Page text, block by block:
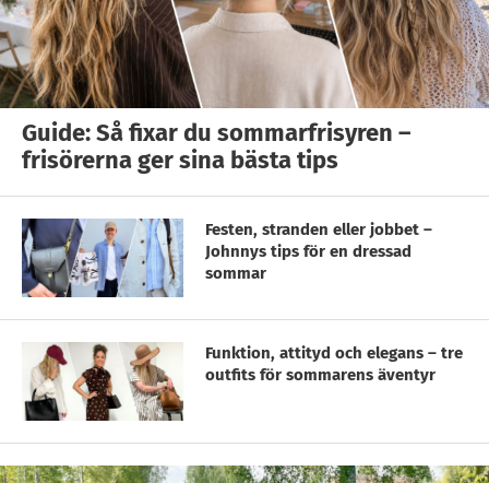
Guide: Så fixar du sommarfrisyren –
frisörerna ger sina bästa tips
Festen, stranden eller jobbet –
Johnnys tips för en dressad
sommar
Funktion, attityd och elegans – tre
outfits för sommarens äventyr